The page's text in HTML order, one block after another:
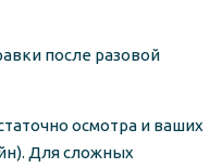
после разовой
осмотра и ваших
Для сложных